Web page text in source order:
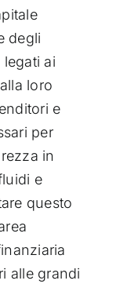
degli
ai
loro
e
per
in
e
questo
alle grandi